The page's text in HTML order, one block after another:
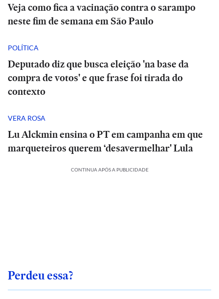
Veja como fica a vacinação contra o sarampo
neste fim de semana em São Paulo
POLÍTICA
Deputado diz que busca eleição 'na base da
compra de votos' e que frase foi tirada do
contexto
VERA ROSA
Lu Alckmin ensina o PT em campanha em que
marqueteiros querem ‘desavermelhar' Lula
CONTINUA APÓS A PUBLICIDADE
Perdeu essa?